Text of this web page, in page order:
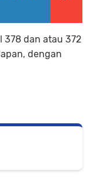
378 dan atau 372
dengan